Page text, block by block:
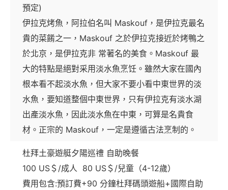
預定)
伊拉克烤魚，阿拉伯名叫 Maskouf，是伊拉克最名
貴的菜餚之一，Maskouf 之於伊拉克接近於烤鴨之
於北京，是伊拉克非 常著名的美食。Maskouf 最
大的特點是絕對采用淡水魚烹饪。雖然大家在國內
根本看不起淡水魚，但大家不要小看中東世界的淡
水魚，要知道整個中東世界，只有伊拉克有淡水湖
出產淡水魚，因此淡水魚在中東，可算是名貴食
材。正宗的 Maskouf，一定是遵循古法烹制的。
杜拜土豪遊艇夕陽巡禮 自助晚餐
100 US＄/成人 80 US＄/兒童（4-12歲）
費用包含:預訂費+90 分鐘杜拜碼頭遊船+國際自助